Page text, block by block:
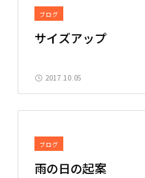
ブログ
サイズアップ
2017.10.05
ブログ
雨の日の起案